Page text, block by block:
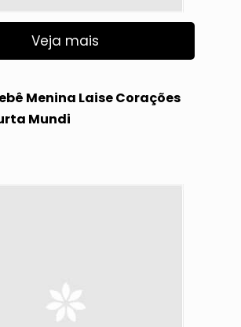
Veja mais
Menina Laise Corações
Mundi